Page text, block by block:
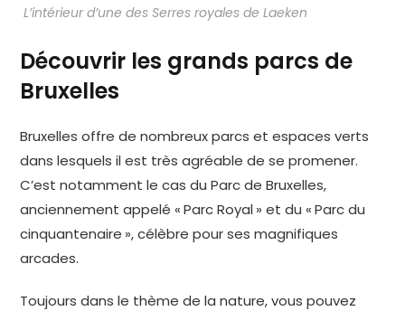
L’intérieur d’une des Serres royales de Laeken
Découvrir les grands parcs de
Bruxelles
Bruxelles offre de nombreux parcs et espaces verts
dans lesquels il est très agréable de se promener.
C’est notamment le cas du Parc de Bruxelles,
anciennement appelé « Parc Royal » et du « Parc du
cinquantenaire », célèbre pour ses magnifiques
arcades.
Toujours dans le thème de la nature, vous pouvez